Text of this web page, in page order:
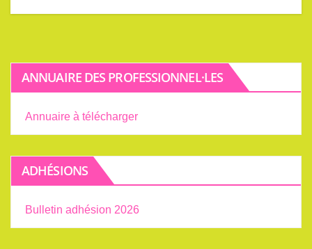
l’article
ANNUAIRE DES PROFESSIONNEL·LES
Annuaire à télécharger
ADHÉSIONS
Bulletin adhésion 2026